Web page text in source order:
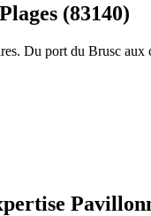
(83140)
Du port du Brusc